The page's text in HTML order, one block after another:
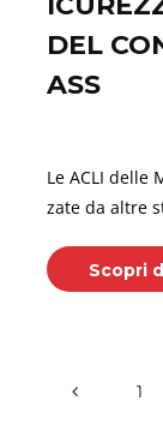
DEL
ASS
Le ACLI delle
zate da altre
Scopri
1